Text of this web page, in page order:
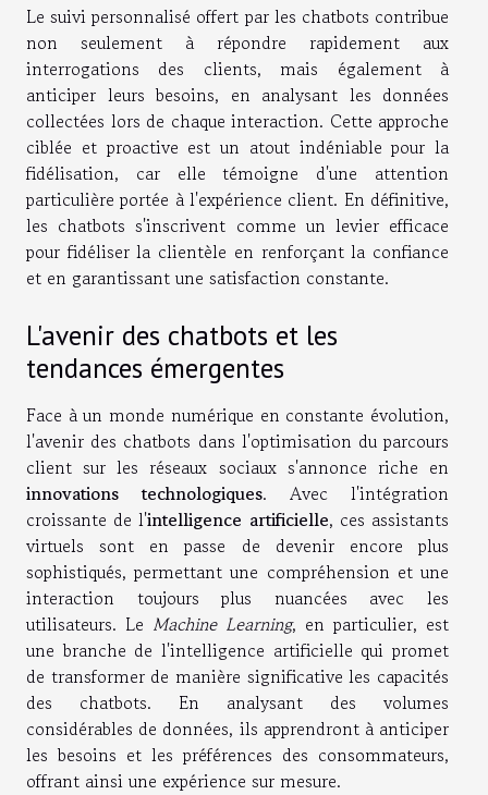
Le suivi personnalisé offert par les chatbots contribue
non seulement à répondre rapidement aux
interrogations des clients, mais également à
anticiper leurs besoins, en analysant les données
collectées lors de chaque interaction. Cette approche
ciblée et proactive est un atout indéniable pour la
fidélisation, car elle témoigne d'une attention
particulière portée à l'expérience client. En définitive,
les chatbots s'inscrivent comme un levier efficace
pour fidéliser la clientèle en renforçant la confiance
et en garantissant une satisfaction constante.
L'avenir des chatbots et les
tendances émergentes
Face à un monde numérique en constante évolution,
l'avenir des chatbots dans l'optimisation du parcours
client sur les réseaux sociaux s'annonce riche en
innovations technologiques. Avec l'intégration
croissante de l'intelligence artificielle, ces assistants
virtuels sont en passe de devenir encore plus
sophistiqués, permettant une compréhension et une
interaction toujours plus nuancées avec les
utilisateurs. Le Machine Learning, en particulier, est
une branche de l'intelligence artificielle qui promet
de transformer de manière significative les capacités
des chatbots. En analysant des volumes
considérables de données, ils apprendront à anticiper
les besoins et les préférences des consommateurs,
offrant ainsi une expérience sur mesure.